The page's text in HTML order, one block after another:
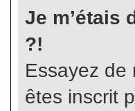
Je m’étais
?!
Essayez de
êtes inscrit